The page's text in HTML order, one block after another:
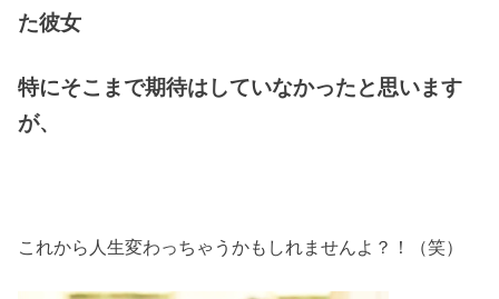
た彼女
特にそこまで期待はしていなかったと思います
が、
これから人生変わっちゃうかもしれませんよ？！（笑）